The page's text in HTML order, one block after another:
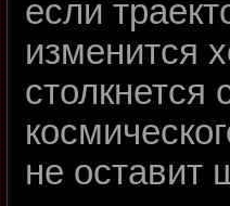
если
изменится
не оставит